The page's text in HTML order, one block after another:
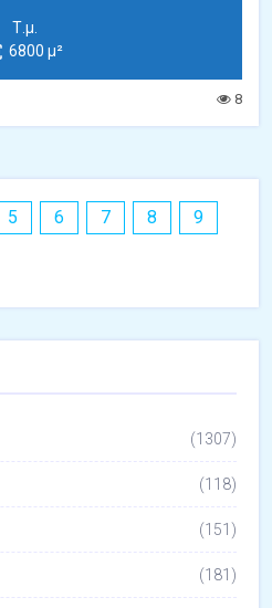
Τ.μ.
6800 μ²
8
5 6 7 8
9
(1307)
(118)
(151)
(181)